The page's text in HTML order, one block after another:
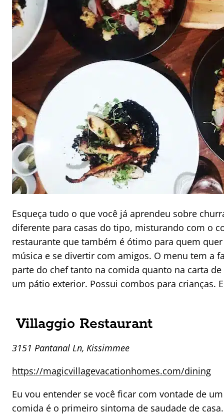
Esqueça tudo o que você já aprendeu sobre
diferente para casas do tipo, misturando com o
restaurante que também é ótimo para quem
música e se divertir com amigos. O menu tem a
parte do chef tanto na comida quanto na carta
um pátio exterior. Possui combos para crianças.
Villaggio Restaurant
3151 Pantanal Ln, Kissimmee
https://magicvillagevacationhomes.com/dining
Eu vou entender se você ficar com vontade de
comida é o primeiro sintoma de saudade de